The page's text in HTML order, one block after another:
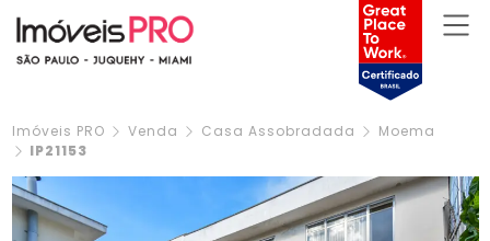
Imóveis PRO Venda Casa Assobradada
Moema
IP21153